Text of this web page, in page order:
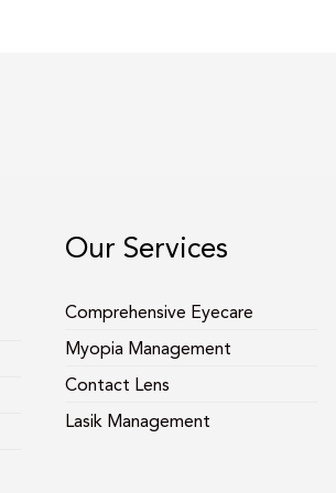
Our Services
Comprehensive Eyecare
Myopia Management
Contact Lens
Lasik Management